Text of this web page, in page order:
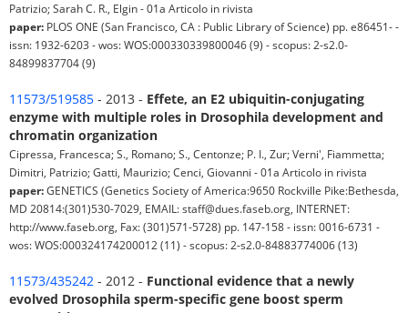
Patrizio; Sarah C. R., Elgin - 01a Articolo in rivista
paper: PLOS ONE (San Francisco, CA : Public Library of Science) pp. e86451- -
issn: 1932-6203 - wos: WOS:000330339800046 (9) - scopus: 2-s2.0-
84899837704 (9)
11573/519585 - 2013 - Effete, an E2 ubiquitin-conjugating
enzyme with multiple roles in Drosophila development and
chromatin organization
Cipressa, Francesca; S., Romano; S., Centonze; P. I., Zur; Verni', Fiammetta;
Dimitri, Patrizio; Gatti, Maurizio; Cenci, Giovanni - 01a Articolo in rivista
paper:GENETICS (Genetics Society of America:9650 Rockville Pike:Bethesda,
MD 20814:(301)530-7029, EMAIL: staff@dues.faseb.org, INTERNET:
http://www.faseb.org, Fax: (301)571-5728) pp. 147-158 - issn: 0016-6731 -
wos: WOS:000324174200012 (11) - scopus: 2-s2.0-84883774006 (13)
11573/435242 - 2012 - Functional evidence that a newly
evolved Drosophila sperm-specific gene boost sperm